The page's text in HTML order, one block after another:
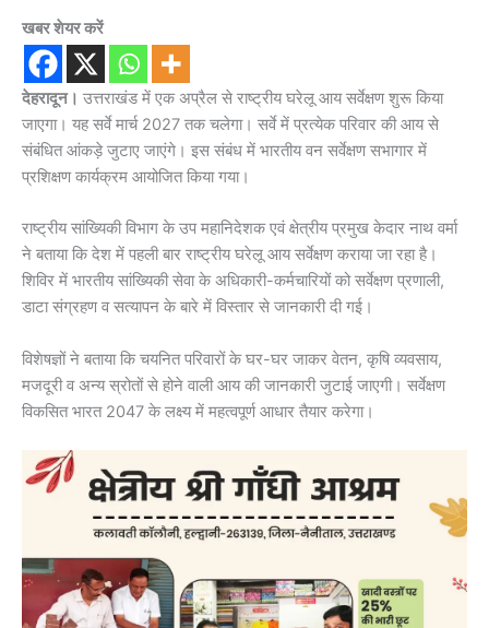
खबर शेयर करें
देहरादून। उत्तराखंड में एक अप्रैल से राष्ट्रीय घरेलू आय सर्वेक्षण शुरू किया
जाएगा। यह सर्वे मार्च 2027 तक चलेगा। सर्वे में प्रत्येक परिवार की आय से
संबंधित आंकड़े जुटाए जाएंगे। इस संबंध में भारतीय वन सर्वेक्षण सभागार में
प्रशिक्षण कार्यक्रम आयोजित किया गया।
राष्ट्रीय सांख्यिकी विभाग के उप महानिदेशक एवं क्षेत्रीय प्रमुख केदार नाथ वर्मा
ने बताया कि देश में पहली बार राष्ट्रीय घरेलू आय सर्वेक्षण कराया जा रहा है।
शिविर में भारतीय सांख्यिकी सेवा के अधिकारी-कर्मचारियों को सर्वेक्षण प्रणाली,
डाटा संग्रहण व सत्यापन के बारे में विस्तार से जानकारी दी गई।
विशेषज्ञों ने बताया कि चयनित परिवारों के घर-घर जाकर वेतन, कृषि व्यवसाय,
मजदूरी व अन्य स्रोतों से होने वाली आय की जानकारी जुटाई जाएगी। सर्वेक्षण
विकसित भारत 2047 के लक्ष्य में महत्वपूर्ण आधार तैयार करेगा।